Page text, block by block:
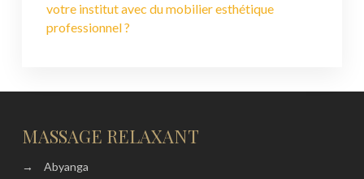
votre institut avec du mobilier esthétique
professionnel ?
MASSAGE RELAXANT
→
Abyanga